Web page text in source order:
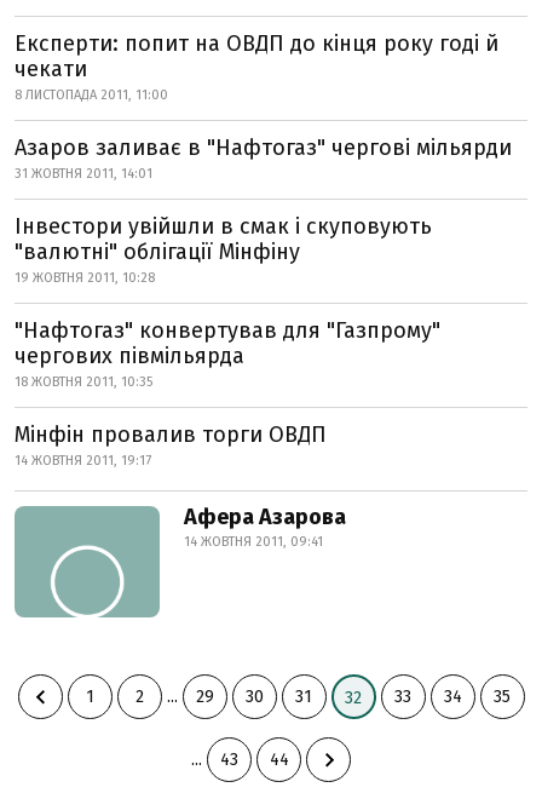
Експерти: попит на ОВДП до кінця року годі й
чекати
8 ЛИСТОПАДА 2011, 11:00
Азаров заливає в "Нафтогаз" чергові мільярди
31 ЖОВТНЯ 2011, 14:01
Інвестори увійшли в смак і скуповують
"валютні" облігації Мінфіну
19 ЖОВТНЯ 2011, 10:28
"Нафтогаз" конвертував для "Газпрому"
чергових півмільярда
18 ЖОВТНЯ 2011, 10:35
Мінфін провалив торги ОВДП
14 ЖОВТНЯ 2011, 19:17
Афера Азарова
14 ЖОВТНЯ 2011, 09:41
1 2 ... 29 30 31 32 33 34 35
... 43 44